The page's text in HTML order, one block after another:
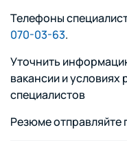
Телефоны
070-03-63.
Уточнить
вакансии и
специалистов
Резюме отправляйте